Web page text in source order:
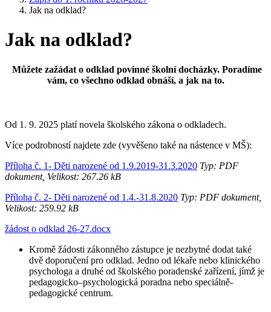
Jak na odklad?
Jak na odklad?
Můžete zažádat o odklad povinné školní docházky. Poradíme
vám, co všechno odklad obnáší, a jak na to.
Od 1. 9. 2025 platí novela školského zákona o odkladech.
Více podrobností najdete zde (vyvěšeno také na nástence v MŠ):
Příloha č. 1- Děti narozené od 1.9.2019-31.3.2020 Typ: PDF
dokument, Velikost: 267.26 kB
Příloha č. 2- Děti narozené od 1.4.-31.8.2020 Typ: PDF dokument,
Velikost: 259.92 kB
žádost o odklad 26-27.docx
Kromě žádosti zákonného zástupce je nezbytné dodat také
dvě doporučení pro odklad. Jedno od lékaře nebo klinického
psychologa a druhé od školského poradenské zařízení, jímž je
pedagogicko–psychologická poradna nebo speciálně-
pedagogické centrum.